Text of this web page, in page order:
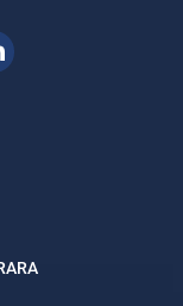
Linkedin